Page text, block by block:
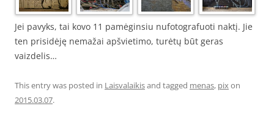
Jei pavyks, tai kovo 11 pamėginsiu nufotografuoti naktį. Jie
ten prisidėję nemažai apšvietimo, turėtų būt geras
vaizdelis…
This entry was posted in Laisvalaikisand tagged menas, pixon
2015.03.07.